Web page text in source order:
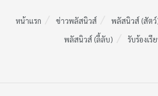
หน้าแรก ข่าวพลัสนิวส์ พลัสนิวส์ (สัตว์
พลัสนิวส์ (ลี้ลับ)
รับร้องเรี